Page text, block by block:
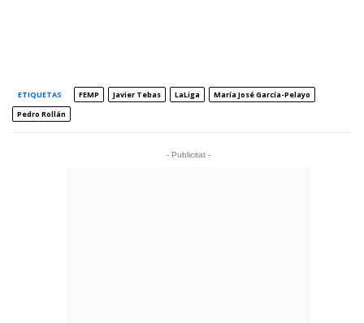
ETIQUETAS FEMP Javier Tebas LaLiga
María José García-Pelayo
Pedro Rollán
- Publicitat -